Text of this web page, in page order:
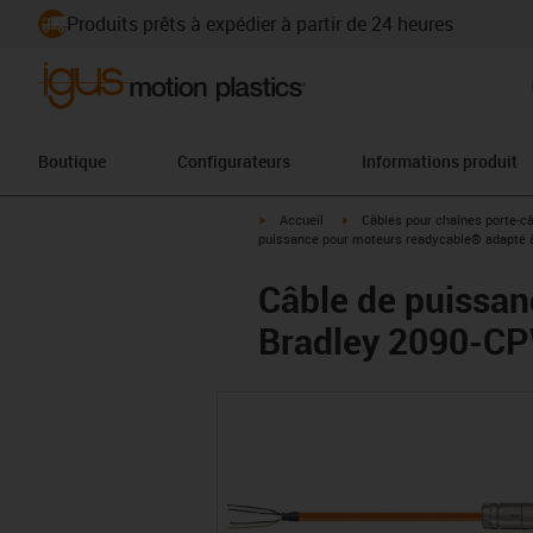
Produits prêts à expédier à partir de 24 heures
Boutique Configurateurs Informations produit
igus-icon-arrow-right
Accueil igus-icon-arrow-right
Câbles pour chaînes porte-
puissance pour moteurs readycable® adapté
Câble de
Bradley 2090-